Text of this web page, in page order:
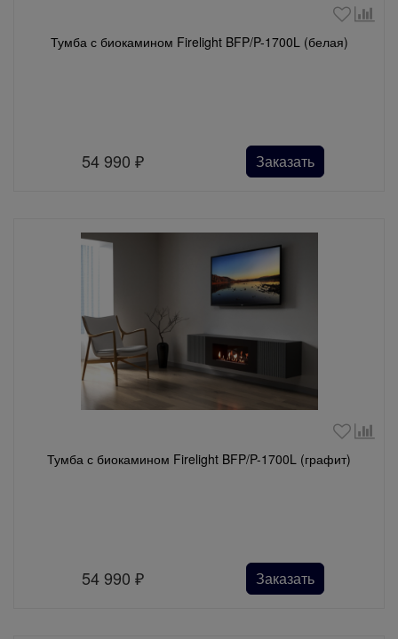
Тумба с биокамином Firelight BFP/P-1700L (белая)
54 990₽ Заказать
Тумба с биокамином Firelight BFP/P-1700L (графит)
54 990₽ Заказать